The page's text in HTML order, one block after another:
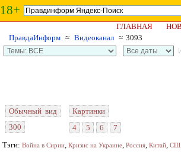
18+
ГЛАВНАЯ
ПравдаИнформ ≈ Видеоканал ≈ 3093
Обычный вид
300
Картинки
4
5 6
7
Тэги: Война в Сирии, Кризис на Украине, Россия, Китай,